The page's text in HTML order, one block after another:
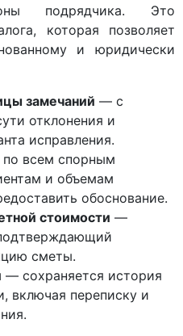
подрядчика. Это
которая позволяет
и юридически
замечаний — с
отклонения и
исправления.
всем спорным
и объемам
обоснование.
стоимости —
сметы.
— сохраняется история
включая переписку и